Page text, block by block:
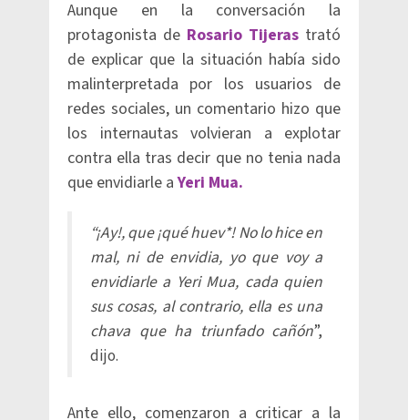
Aunque en la conversación la
protagonista de Rosario Tijeras trató
de explicar que la situación había sido
malinterpretada por los usuarios de
redes sociales, un comentario hizo que
los internautas volvieran a explotar
contra ella tras decir que no tenia nada
que envidiarle aYeri Mua.
“¡Ay!, que ¡qué huev*! No lo hice en
mal, ni de envidia, yo que voy a
envidiarle a Yeri Mua, cada quien
sus cosas, al contrario, ella es una
chava que ha triunfado cañón”,
dijo.
Ante ello, comenzaron a criticar a la